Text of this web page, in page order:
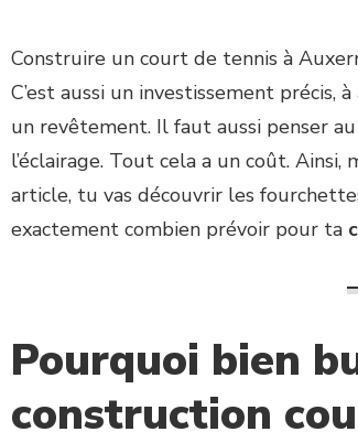
Construire un court de tennis à
C’est aussi un investissement
un revêtement. Il faut aussi penser
l’éclairage. Tout cela a un coût. Ainsi,
article, tu vas découvrir les
exactement combien prévoir pour ta
Pourquoi bien
construction